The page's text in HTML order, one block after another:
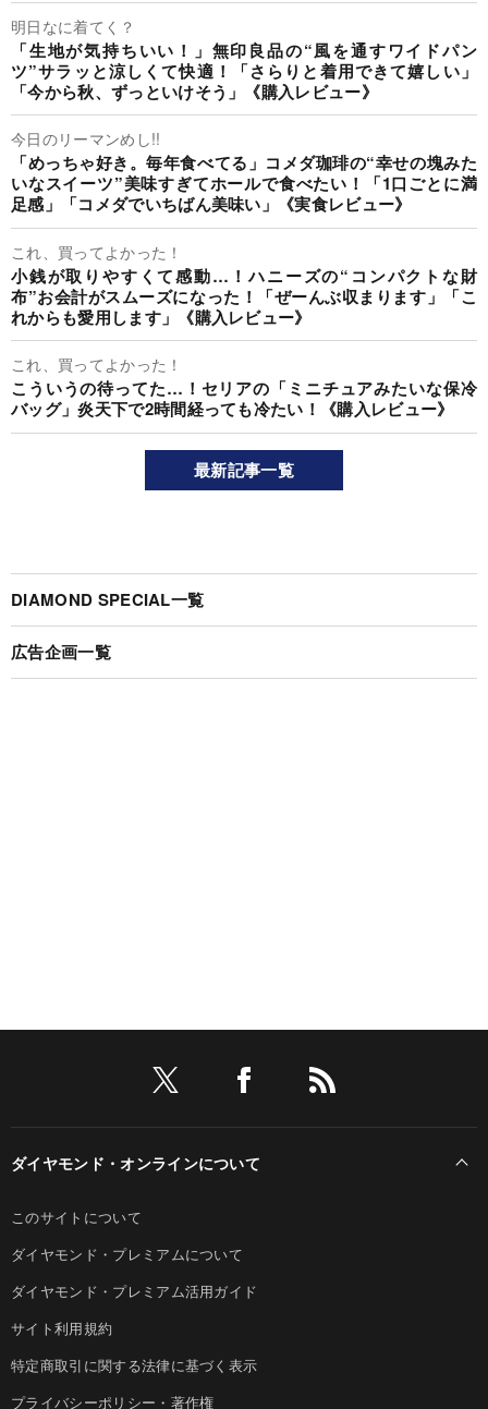
明日なに着てく？
「生地が気持ちいい！」無印良品の“風を通すワイドパン
ツ”サラッと涼しくて快適！「さらりと着用できて嬉しい」
「今から秋、ずっといけそう」《購入レビュー》
今日のリーマンめし!!
「めっちゃ好き。毎年食べてる」コメダ珈琲の“幸せの塊みた
いなスイーツ”美味すぎてホールで食べたい！「1口ごとに満
足感」「コメダでいちばん美味い」《実食レビュー》
これ、買ってよかった！
小銭が取りやすくて感動…！ハニーズの“コンパクトな財
布”お会計がスムーズになった！「ぜーんぶ収まります」「こ
れからも愛用します」《購入レビュー》
これ、買ってよかった！
こういうの待ってた…！セリアの「ミニチュアみたいな保冷
バッグ」炎天下で2時間経っても冷たい！《購入レビュー》
最新記事一覧
DIAMOND SPECIAL一覧
広告企画一覧
ダイヤモンド・オンラインについて
このサイトについて
ダイヤモンド・プレミアムについて
ダイヤモンド・プレミアム活用ガイド
サイト利用規約
特定商取引に関する法律に基づく表示
プライバシーポリシー・著作権